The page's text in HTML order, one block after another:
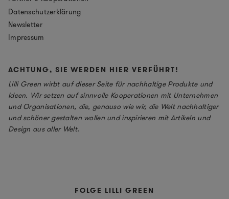
Datenschutzerklärung
Newsletter
Impressum
ACHTUNG, SIE WERDEN HIER VERFÜHRT!
Lilli Green wirbt auf dieser Seite für nachhaltige Produkte und
Ideen. Wir setzen auf sinnvolle Kooperationen mit Unternehmen
und Organisationen, die, genauso wie wir, die Welt nachhaltiger
und schöner gestalten wollen und inspirieren mit Artikeln und
Design aus aller Welt.
FOLGE LILLI GREEN